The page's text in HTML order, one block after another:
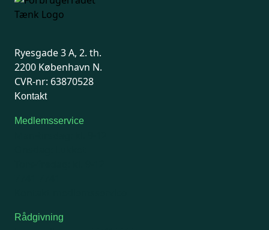
Ryesgade 3 A, 2. th.
2200 København N.
CVR-nr: 63870528
Kontakt
Medlemsservice
Rådgivning